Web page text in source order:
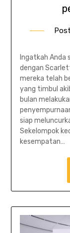
Ingatkah Anda
dengan
mereka telah
yang timbul
bulan
siap
Sekelompok
kesempatan…